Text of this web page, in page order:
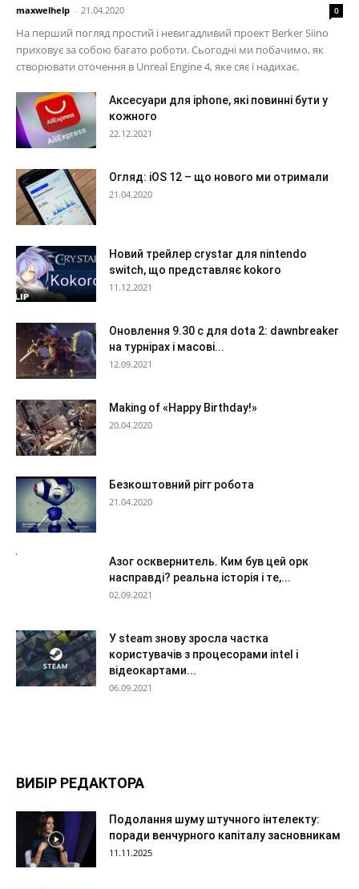
maxwelhelp - 21.04.2020 0
На перший погляд простий і невигадливий проект Berker Siino
приховує за собою багато роботи. Сьогодні ми побачимо, як
створювати оточення в Unreal Engine 4, яке сяє і надихає.
Аксесуари для iphone, які повинні бути у
кожного
22.12.2021
Огляд: iOS 12 – що нового ми отримали
21.04.2020
Новий трейлер crystar для nintendo
switch, що представляє kokoro
11.12.2021
Оновлення 9.30 с для dota 2: dawnbreaker
на турнірах і масові...
12.09.2021
Making of «Happy Birthday!»
20.04.2020
Безкоштовний рігг робота
21.04.2020
Азог осквернитель. Ким був цей орк
насправді? реальна історія і те,...
02.09.2021
У steam знову зросла частка
користувачів з процесорами intel і
відеокартами...
06.09.2021
ВИБІР РЕДАКТОРА
Подолання шуму штучного інтелекту:
поради венчурного капіталу засновникам
11.11.2025